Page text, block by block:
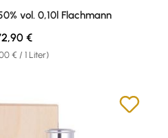
von 5 von 5 Sternen
vol. 0,10l Flachmann
€ / 1 Liter)
Preis:
€